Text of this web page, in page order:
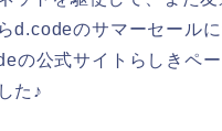
d.codeのサマーセール
の公式サイトらしきペ
た♪